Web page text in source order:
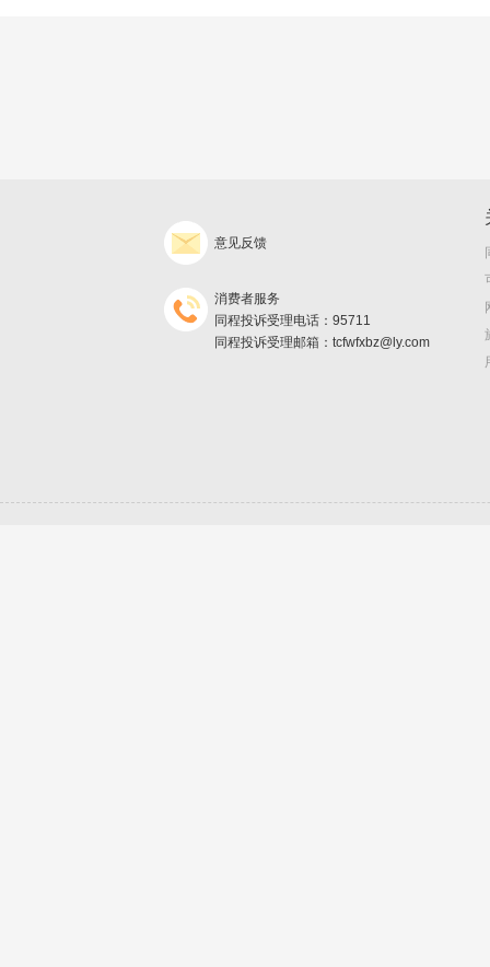
意见反馈
消费者服务
同程投诉受理电话：95711
同程投诉受理邮箱：tcfwfxbz@ly.com